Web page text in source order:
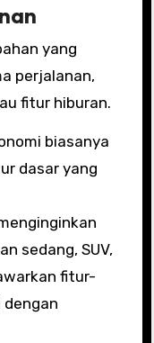
yang
perjalanan,
fitur hiburan.
biasanya
dasar yang
sedang, SUV,
fitur-